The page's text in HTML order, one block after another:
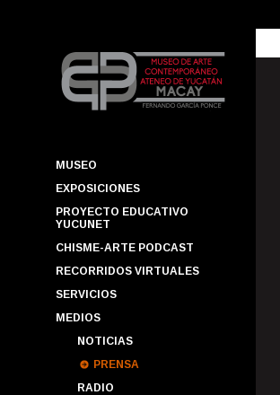
MUSEO
EXPOSICIONES
PROYECTO EDUCATIVO
YUCUNET
CHISME-ARTE PODCAST
RECORRIDOS VIRTUALES
SERVICIOS
MEDIOS
NOTICIAS
PRENSA
RADIO